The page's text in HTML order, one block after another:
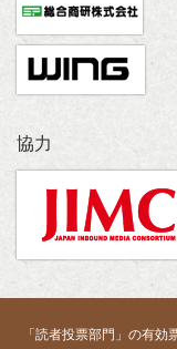
協力
「読者投票部門」の有